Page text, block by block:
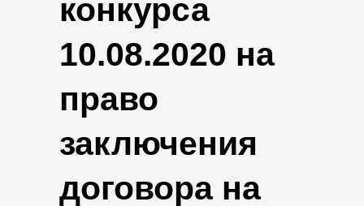
конкурса
10.08.2020 на
право
заключения
договора на